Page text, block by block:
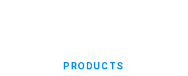
PRODUCTS